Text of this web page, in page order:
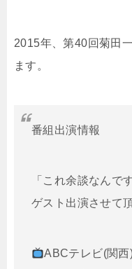
2015年、第40回菊田
ます。
番組出演情報
「これ余談なんで
ゲスト出演させて
ABCテレビ(関西